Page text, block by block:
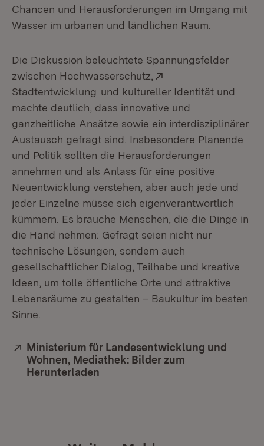
Chancen und Herausforderungen im Umgang mit
Wasser im urbanen und ländlichen Raum.
Die Diskussion beleuchtete Spannungsfelder
zwischen Hochwasserschutz,
Stadtentwicklung (Öffnet in neuem Fenster)
und kultureller Identität und
machte deutlich, dass innovative und
ganzheitliche Ansätze sowie ein interdisziplinärer
Austausch gefragt sind. Insbesondere Planende
und Politik sollten die Herausforderungen
annehmen und als Anlass für eine positive
Neuentwicklung verstehen, aber auch jede und
jeder Einzelne müsse sich eigenverantwortlich
kümmern. Es brauche Menschen, die die Dinge in
die Hand nehmen: Gefragt seien nicht nur
technische Lösungen, sondern auch
gesellschaftlicher Dialog, Teilhabe und kreative
Ideen, um tolle öffentliche Orte und attraktive
Lebensräume zu gestalten – Baukultur im besten
Sinne.
Extern:
Ministerium für Landesentwicklung und
Wohnen, Mediathek: Bilder zum
Herunterladen